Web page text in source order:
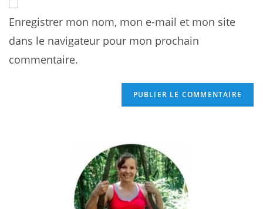
to
comment
address
to
comment
Enregistrer mon nom, mon e-mail et mon site
dans le navigateur pour mon prochain
commentaire.